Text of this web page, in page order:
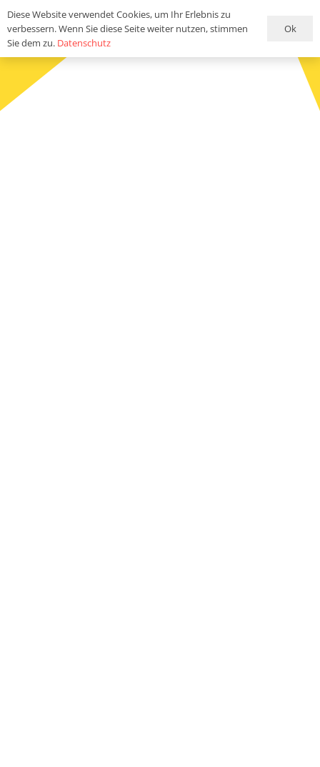
Diese Website verwendet Cookies, um Ihr Erlebnis zu
verbessern. Wenn Sie diese Seite weiter nutzen, stimmen
Sie dem zu. Datenschutz
Ok